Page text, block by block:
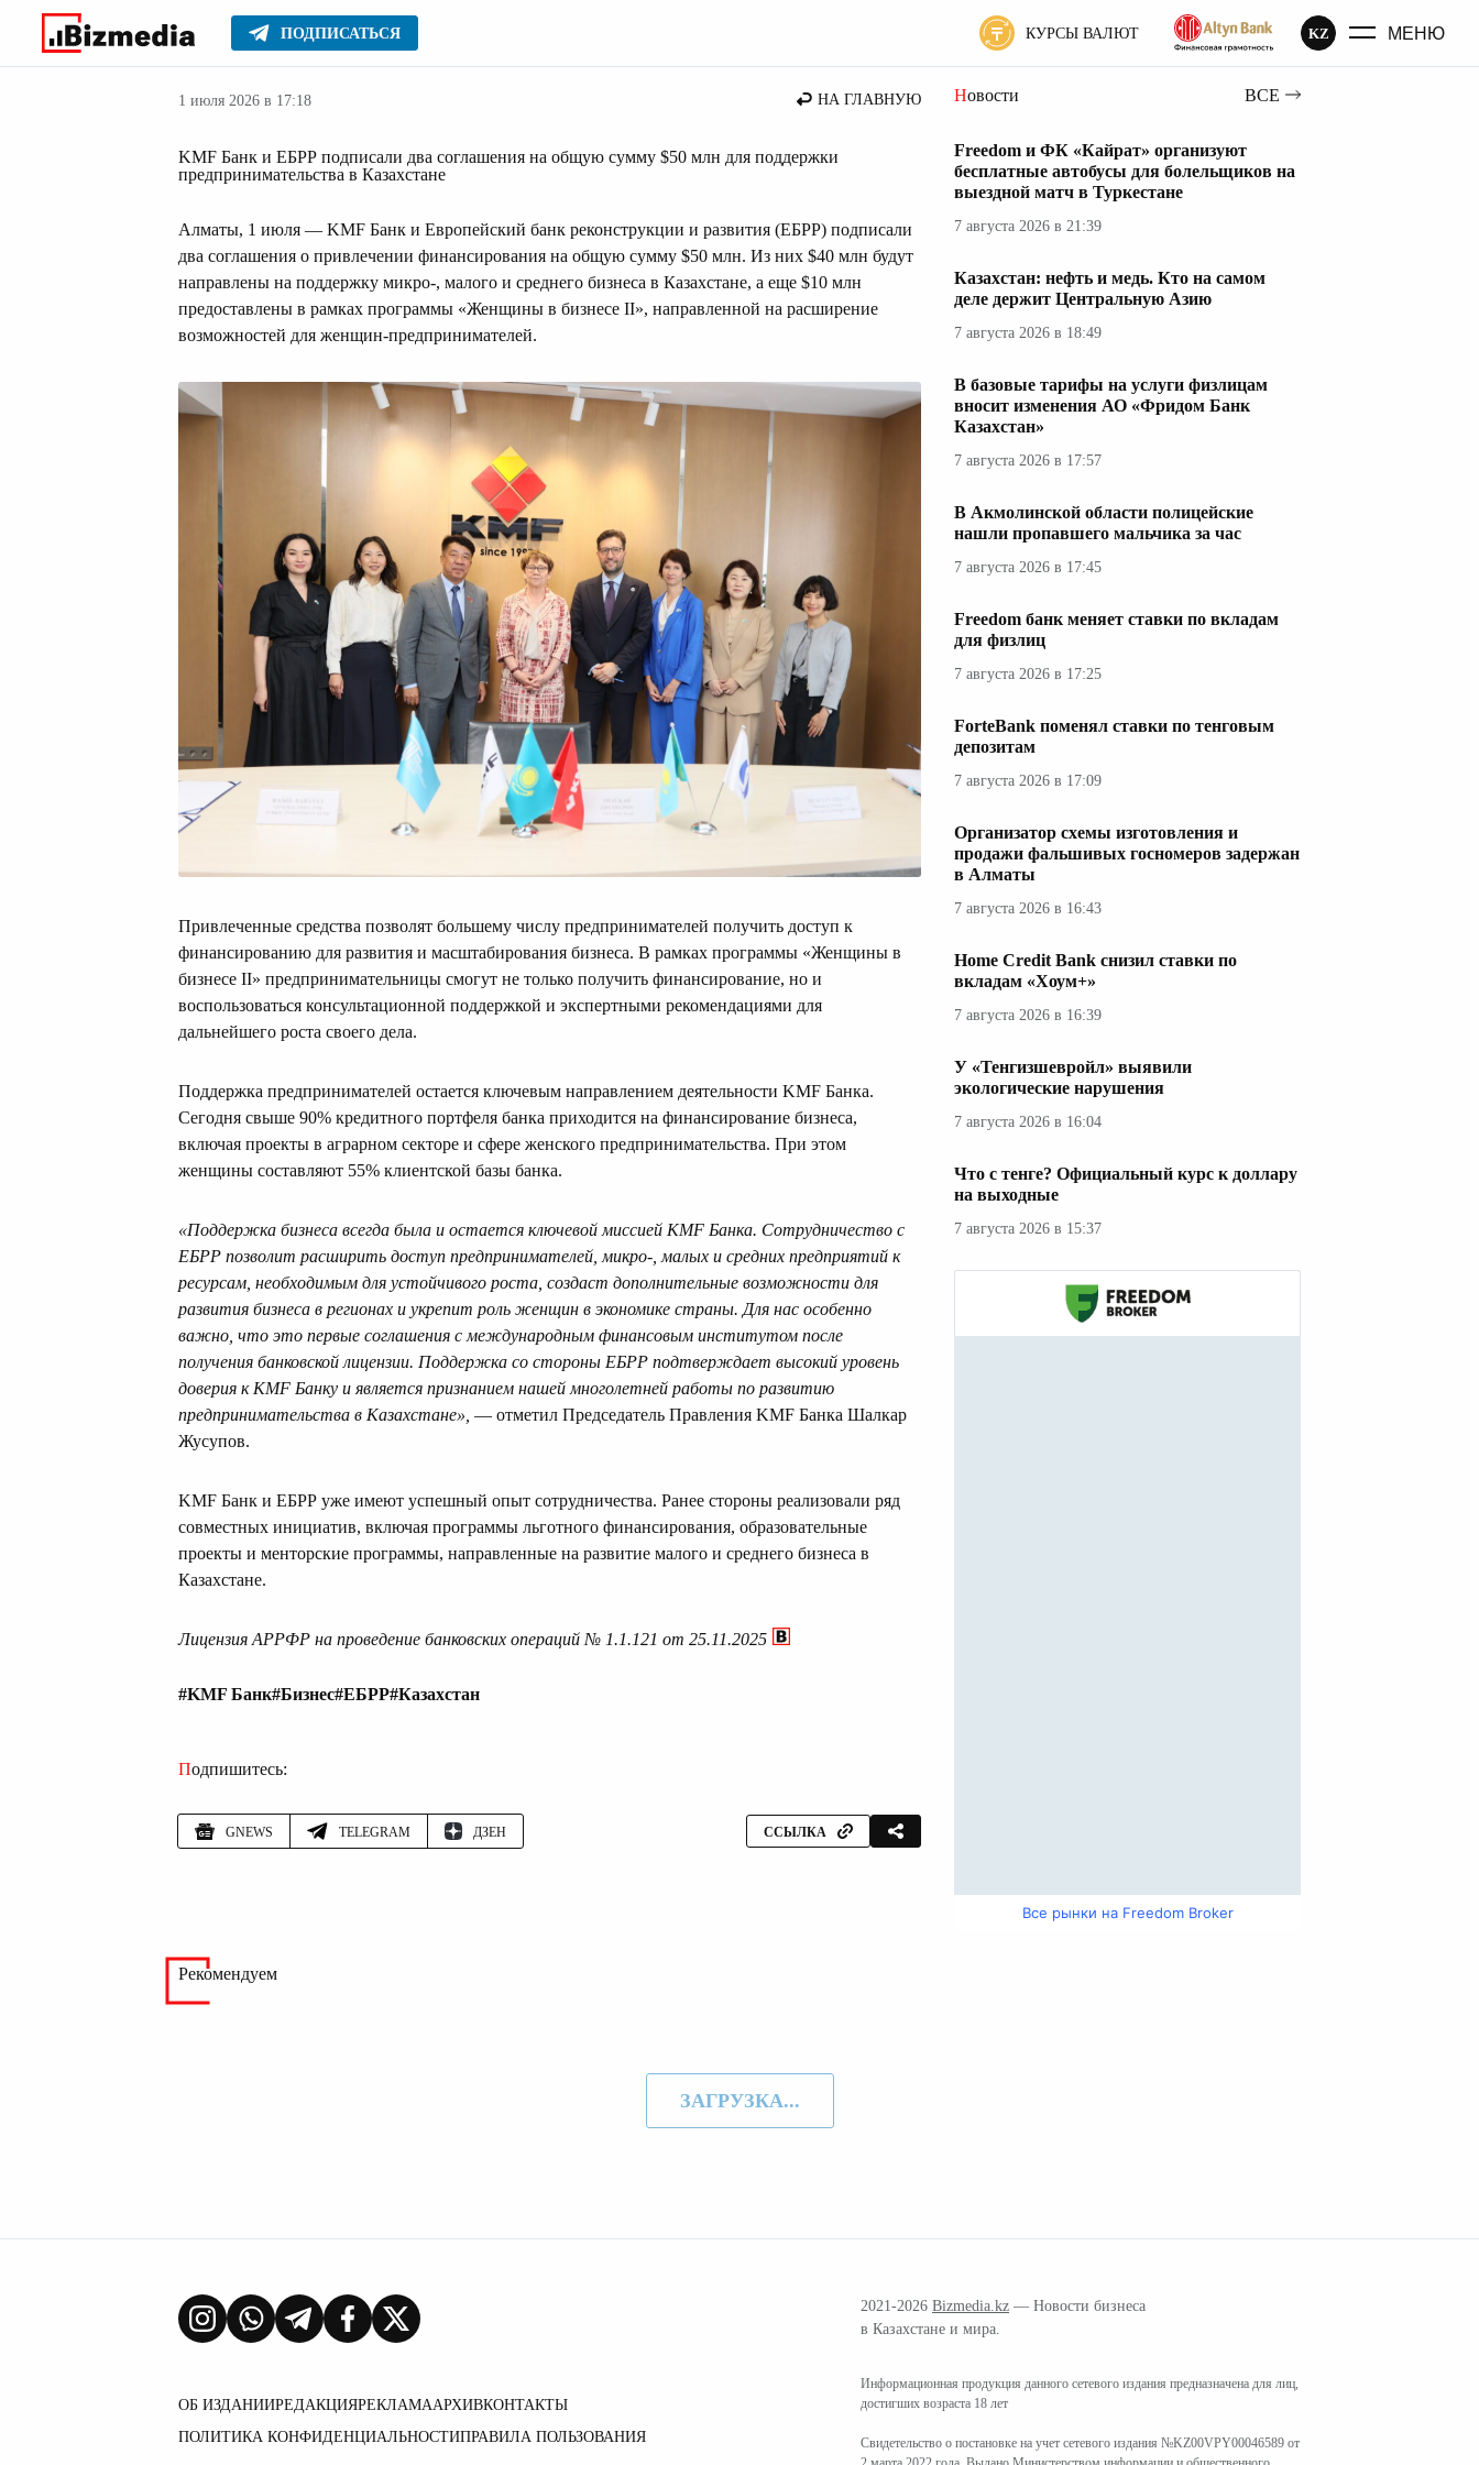
ПОДПИСАТЬСЯ КУРСЫ ВАЛЮТ KZ МЕНЮ
Главное Серьезное Бизнес
1 июля 2026 в 17:18 НА ГЛАВНУЮ
KMF Банк и ЕБРР подписали два соглашения на общую сумму $50 млн для поддержки
предпринимательства в Казахстане
Алматы, 1 июля — KMF Банк и Европейский банк реконструкции и развития (ЕБРР) подписали
два соглашения о привлечении финансирования на общую сумму $50 млн. Из них $40 млн будут
направлены на поддержку микро-, малого и среднего бизнеса в Казахстане, а еще $10 млн
предоставлены в рамках программы «Женщины в бизнесе II», направленной на расширение
возможностей для женщин-предпринимателей.
Привлеченные средства позволят большему числу предпринимателей получить доступ к
финансированию для развития и масштабирования бизнеса. В рамках программы «Женщины в
бизнесе II» предпринимательницы смогут не только получить финансирование, но и
воспользоваться консультационной поддержкой и экспертными рекомендациями для
дальнейшего роста своего дела.
Поддержка предпринимателей остается ключевым направлением деятельности KMF Банка.
Сегодня свыше 90% кредитного портфеля банка приходится на финансирование бизнеса,
включая проекты в аграрном секторе и сфере женского предпринимательства. При этом
женщины составляют 55% клиентской базы банка.
«Поддержка бизнеса всегда была и остается ключевой миссией KMF Банка. Сотрудничество с
ЕБРР позволит расширить доступ предпринимателей микро-, малых и средних предприятий к
ресурсам, необходимым для устойчивого роста, создаст дополнительные возможности для
развития бизнеса в регионах и укрепит роль женщин в экономике страны. Для нас особенно
важно, что это первые соглашения с международным финансовым институтом после
получения банковской лицензии. Поддержка со стороны ЕБРР подтверждает высокий уровень
доверия к KMF Банку и является признанием нашей многолетней работы по развитию
предпринимательства в Казахстане», — отметил Председатель Правления KMF Банка Шалкар
Жусупов.
KMF Банк и ЕБРР уже имеют успешный опыт сотрудничества. Ранее стороны реализовали ряд
совместных инициатив, включая программы льготного финансирования, образовательные
проекты и менторские программы, направленные на развитие малого и среднего бизнеса в
Казахстане.
Лицензия АРРФР на проведение банковских операций № 1.1.121 от 25.11.2025
#KMF Банк#Бизнес#ЕБРР#Казахстан
Подпишитесь:
GNEWS TELEGRAM ДЗЕН ССЫЛКА
Новости ВСЕ
Freedom и ФК «Кайрат» организуют
бесплатные автобусы для болельщиков на
выездной матч в Туркестане
7 августа 2026 в 21:39
Казахстан: нефть и медь. Кто на самом
деле держит Центральную Азию
7 августа 2026 в 18:49
В базовые тарифы на услуги физлицам
вносит изменения АО «Фридом Банк
Казахстан»
7 августа 2026 в 17:57
В Акмолинской области полицейские
нашли пропавшего мальчика за час
7 августа 2026 в 17:45
Freedom банк меняет ставки по вкладам
для физлиц
7 августа 2026 в 17:25
ForteBank поменял ставки по тенговым
депозитам
7 августа 2026 в 17:09
Организатор схемы изготовления и
продажи фальшивых госномеров задержан
в Алматы
7 августа 2026 в 16:43
Home Credit Bank снизил ставки по
вкладам «Хоум+»
7 августа 2026 в 16:39
У «Тенгизшевройл» выявили
экологические нарушения
7 августа 2026 в 16:04
Что с тенге? Официальный курс к доллару
на выходные
7 августа 2026 в 15:37
Все рынки на Freedom Broker
Рекомендуем
ЗАГРУЗКА...
ОБ ИЗДАНИИРЕДАКЦИЯРЕКЛАМААРХИВКОНТАКТЫ
ПОЛИТИКА КОНФИДЕНЦИАЛЬНОСТИПРАВИЛА ПОЛЬЗОВАНИЯ
2021-2026 Bizmedia.kz — Новости бизнеса
в Казахстане и мира.
Информационная продукция данного сетевого издания предназначена для лиц,
достигших возраста 18 лет
Свидетельство о постановке на учет сетевого издания №KZ00VPY00046589 от